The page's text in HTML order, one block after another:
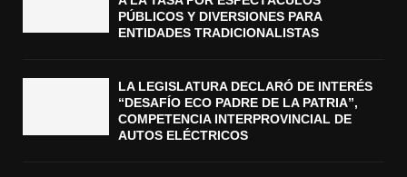
PÚBLICOS Y DIVERSIONES PARA
ENTIDADES TRADICIONALISTAS
LA LEGISLATURA DECLARÓ DE INTERÉS
“DESAFÍO ECO PADRE DE LA PATRIA”,
COMPETENCIA INTERPROVINCIAL DE
AUTOS ELÉCTRICOS